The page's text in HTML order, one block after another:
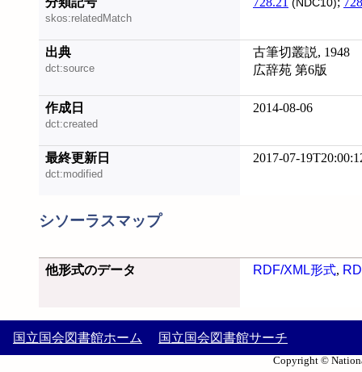
skos:relatedMatch
(NDC10)
出典
dct:source
古筆切叢説, 1948
広辞苑 第6版
作成日
dct:created
2014-08-06
最終更新日
dct:modified
2017-07-
シソーラスマップ
他形式のデータ RDF/XML形式,
国立国会図書館ホーム 国立国会図書館サーチ
Copyright ©